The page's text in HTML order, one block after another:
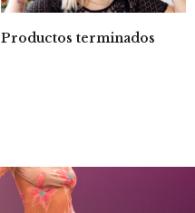
Productos terminados